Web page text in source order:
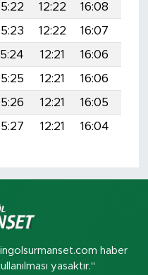
12:22 16:08
12:22 16:07
12:21 16:06
12:21 16:06
12:21 16:05
12:21 16:04
haber
yasaktır."